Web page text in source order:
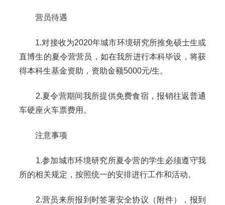
营员待遇
1.对接收为2020年城市环境研究所推免硕士生或
直博生的夏令营营员，如在我所进行本科毕设，将获
得本科生基金资助，资助金额5000元/生。
2.夏令营期间我所提供免费食宿，报销往返普通
车硬座火车票费用。
注意事项
1.参加城市环境研究所夏令营的学生必须遵守我
所的相关规定，按照统一的安排进行工作和活动。
2.营员来所报到时签署安全协议（附件），报到